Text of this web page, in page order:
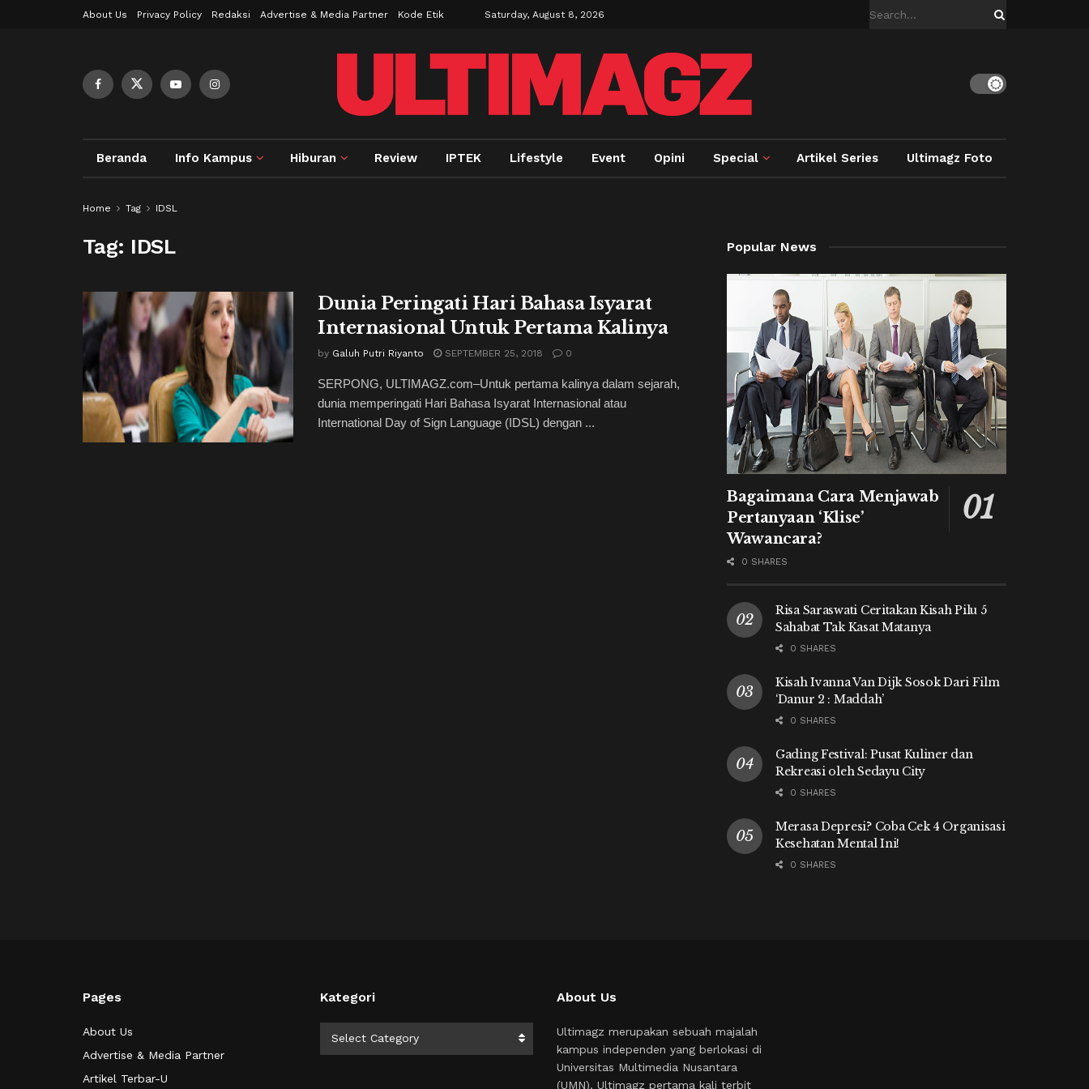
About Us Privacy Policy Redaksi Advertise & Media Partner Kode Etik Saturday, August 8, 2026
Beranda Info Kampus Hiburan Review IPTEK Lifestyle Event Opini Special Artikel Series Ultimagz Foto
Home Tag IDSL
Tag: IDSL
Dunia Peringati Hari Bahasa Isyarat
Internasional Untuk Pertama Kalinya
by Galuh Putri Riyanto SEPTEMBER 25, 2018 0
SERPONG, ULTIMAGZ.com–Untuk pertama kalinya dalam sejarah,
dunia memperingati Hari Bahasa Isyarat Internasional atau
International Day of Sign Language (IDSL) dengan ...
Popular News
Bagaimana Cara Menjawab
Pertanyaan ‘Klise’
Wawancara?
0 SHARES
Risa Saraswati Ceritakan Kisah Pilu 5
Sahabat Tak Kasat Matanya
0 SHARES
Kisah Ivanna Van Dijk Sosok Dari Film
‘Danur 2 : Maddah’
0 SHARES
Gading Festival: Pusat Kuliner dan
Rekreasi oleh Sedayu City
0 SHARES
Merasa Depresi? Coba Cek 4 Organisasi
Kesehatan Mental Ini!
0 SHARES
Pages
About Us
Advertise & Media Partner
Artikel Terbar-U
Kategori
Select Category
About Us
Ultimagz merupakan sebuah majalah
kampus independen yang berlokasi di
Universitas Multimedia Nusantara
(UMN). Ultimagz pertama kali terbit